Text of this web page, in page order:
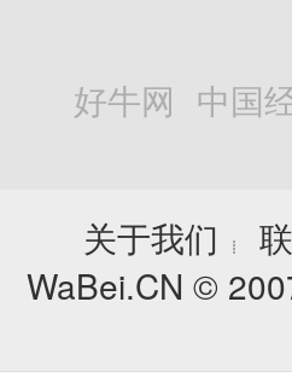
好牛网 中国
关于我们
┊
WaBei.CN ©